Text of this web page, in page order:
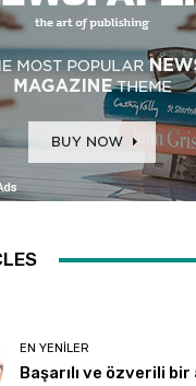
EN YENILER
Başarılı ve özverili bir